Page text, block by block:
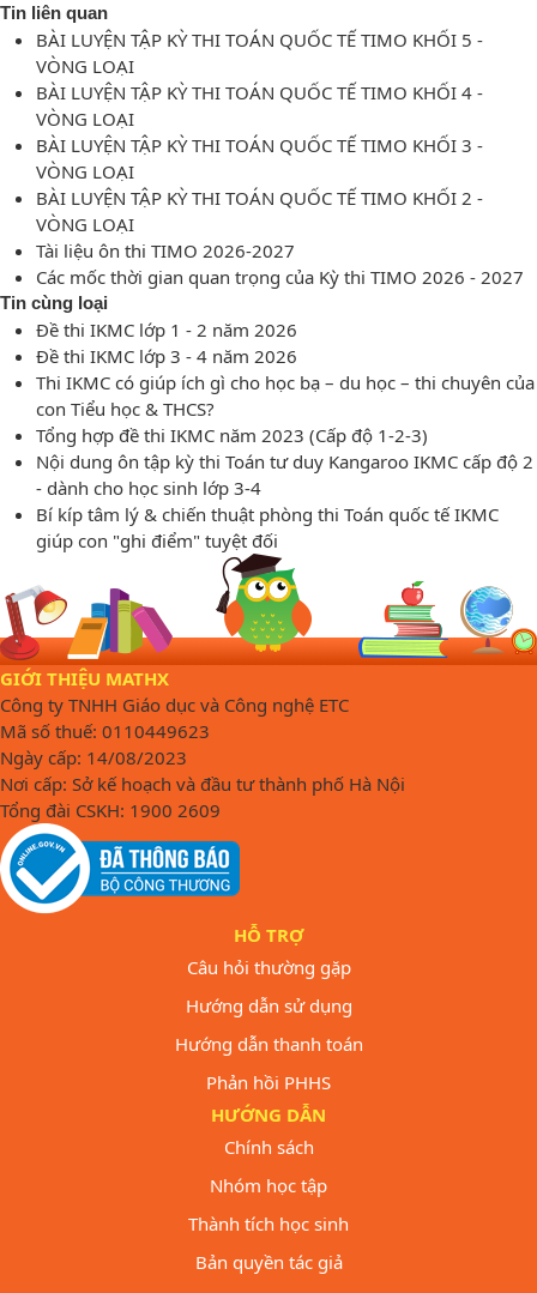
Tin liên quan
BÀI LUYỆN TẬP KỲ THI TOÁN QUỐC TẾ TIMO KHỐI 5 -
VÒNG LOẠI
BÀI LUYỆN TẬP KỲ THI TOÁN QUỐC TẾ TIMO KHỐI 4 -
VÒNG LOẠI
BÀI LUYỆN TẬP KỲ THI TOÁN QUỐC TẾ TIMO KHỐI 3 -
VÒNG LOẠI
BÀI LUYỆN TẬP KỲ THI TOÁN QUỐC TẾ TIMO KHỐI 2 -
VÒNG LOẠI
Tài liệu ôn thi TIMO 2026-2027
Các mốc thời gian quan trọng của Kỳ thi TIMO 2026 - 2027
Tin cùng loại
Đề thi IKMC lớp 1 - 2 năm 2026
Đề thi IKMC lớp 3 - 4 năm 2026
Thi IKMC có giúp ích gì cho học bạ – du học – thi chuyên của
con Tiểu học & THCS?
Tổng hợp đề thi IKMC năm 2023 (Cấp độ 1-2-3)
Nội dung ôn tập kỳ thi Toán tư duy Kangaroo IKMC cấp độ 2
- dành cho học sinh lớp 3-4
Bí kíp tâm lý & chiến thuật phòng thi Toán quốc tế IKMC
giúp con "ghi điểm" tuyệt đối
GIỚI THIỆU MATHX
Công ty TNHH Giáo dục và Công nghệ ETC
Mã số thuế: 0110449623
Ngày cấp: 14/08/2023
Nơi cấp: Sở kế hoạch và đầu tư thành phố Hà Nội
Tổng đài CSKH: 1900 2609
HỖ TRỢ
Câu hỏi thường gặp
Hướng dẫn sử dụng
Hướng dẫn thanh toán
Phản hồi PHHS
HƯỚNG DẪN
Chính sách
Nhóm học tập
Thành tích học sinh
Bản quyền tác giả